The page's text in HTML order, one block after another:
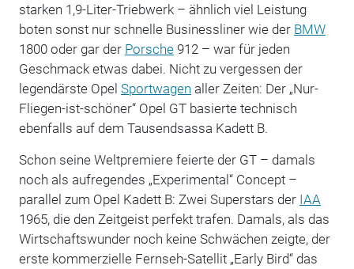
starken 1,9-Liter-Triebwerk – ähnlich viel Leistung
boten sonst nur schnelle Businessliner wie der BMW
1800 oder gar der Porsche912 – war für jeden
Geschmack etwas dabei. Nicht zu vergessen der
legendärste Opel Sportwagen aller Zeiten: Der „Nur-
Fliegen-ist-schöner“ Opel GT basierte technisch
ebenfalls auf dem Tausendsassa Kadett B.
Schon seine Weltpremiere feierte der GT – damals
noch als aufregendes „Experimental“ Concept –
parallel zum Opel Kadett B: Zwei Superstars der IAA
1965, die den Zeitgeist perfekt trafen. Damals, als das
Wirtschaftswunder noch keine Schwächen zeigte, der
erste kommerzielle Fernseh-Satellit „Early Bird“ das